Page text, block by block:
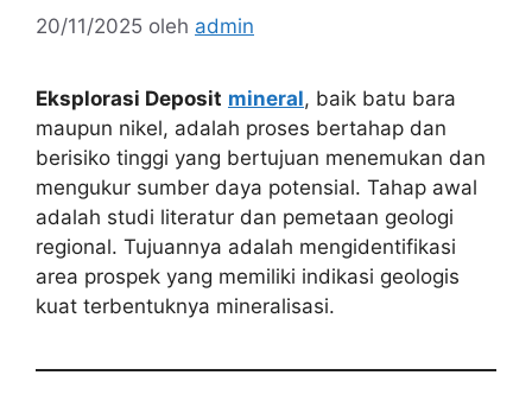
20/11/2025 oleh admin
Eksplorasi Deposit mineral, baik batu bara
maupun nikel, adalah proses bertahap dan
berisiko tinggi yang bertujuan menemukan dan
mengukur sumber daya potensial. Tahap awal
adalah studi literatur dan pemetaan geologi
regional. Tujuannya adalah mengidentifikasi
area prospek yang memiliki indikasi geologis
kuat terbentuknya mineralisasi.